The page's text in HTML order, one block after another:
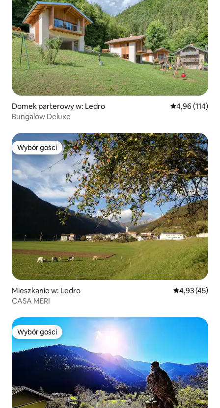
Domek parterowy w: Ledro Średnia
4,96 (114)
Bungalow Deluxe
Wybór gości
Wybór gości
Mieszkanie w: Ledro Średnia
4,93 (45)
CASA MERI
Wybór gości
Wybór gości